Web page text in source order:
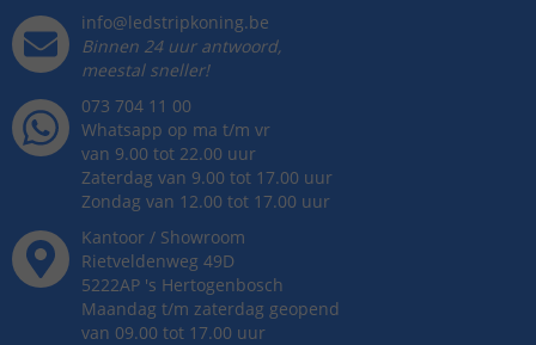
info@ledstripkoning.be
Binnen 24 uur antwoord,
meestal sneller!
073 704 11 00
Whatsapp op ma t/m vr
van 9.00 tot 22.00 uur
Zaterdag van 9.00 tot 17.00 uur
Zondag van 12.00 tot 17.00 uur
Kantoor / Showroom
Rietveldenweg 49D
5222AP 's Hertogenbosch
Maandag t/m zaterdag geopend
van 09.00 tot 17.00 uur